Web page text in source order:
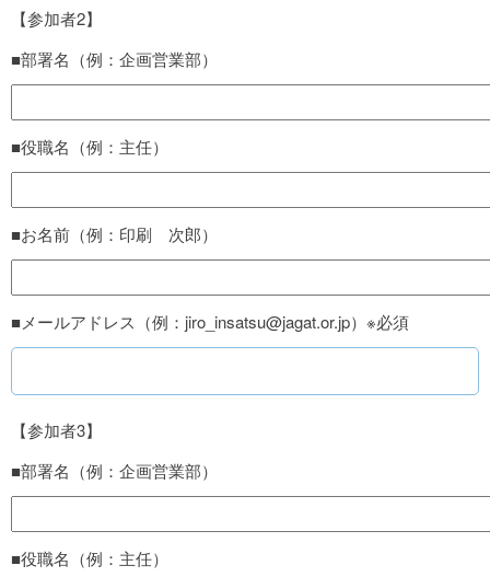
【参加者2】
■部署名（例：企画営業部）
■役職名（例：主任）
■お名前（例：印刷 次郎）
■メールアドレス（例：jiro_insatsu@jagat.or.jp）※必須
【参加者3】
■部署名（例：企画営業部）
■役職名（例：主任）